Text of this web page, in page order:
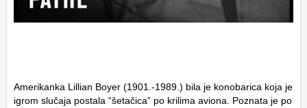
Amerikanka Lillian Boyer (1901.-1989.) bila je konobarica koja je
igrom slučaja postala “šetačica” po krilima aviona. Poznata je po